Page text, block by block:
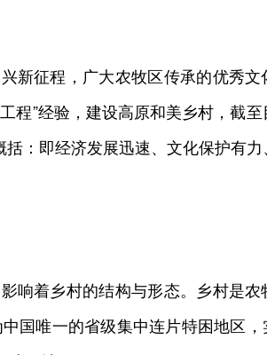
征程，广大农牧区传承的优秀文
程”经验，建设高原和美乡村，截
：即经济发展迅速、文化保护有
着乡村的结构与形态。乡村是农
国唯一的省级集中连片特困地区